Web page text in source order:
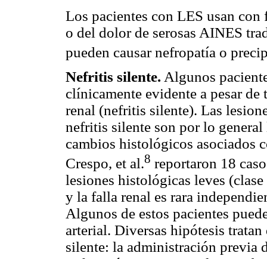
Los pacientes con LES usan
o del dolor de serosas AINES
pueden causar nefropatía o
Nefritis silente. Algunos
clínicamente evidente a pesar
renal (nefritis silente). Las
nefritis silente son por lo general
cambios histológicos asociados
Crespo, et al.8 reportaron 18
lesiones histológicas leves
y la falla renal es rara
Algunos de estos pacientes
arterial. Diversas hipótesis
silente: la administración previa